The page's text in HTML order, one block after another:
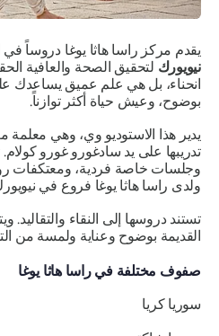
يقدم مركز راسا هاثا يوغا دروساً في
نيويوركلتحقيق الصحة والعافية
انحناء، بل هي علم عميق يساعدك
بوضوح، وعيش حياة أكثر توازناً.
يدير هذا الاستوديو وي، وهي معلمة
تدريبها على يد سادغورو غورو
وجلسات خاصة فردية، ومعتكفات
ولدى راسا هاثا يوغا فروع في
تستند دروسها إلى النقاء والتقاليد.
القديمة بوضوح وعناية ولمسة من
صفوف مختلفة في راسا هاثا يوغا
سوريا كريا